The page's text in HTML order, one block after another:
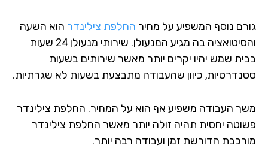
נוסף המשפיע על מחירהחלפת צילינדרהוא השעה
והסיטואציה בה מגיע המנעולן. שירותי מנעולן 24 שעות
שמש יהיו יקרים יותר מאשר שירותים בשעות
כיוון שהעבודה מתבצעת בשעות לא שגרתיות.
העבודה משפיע אף הוא על המחיר. החלפת צילינדר
יחסית תהיה זולה יותר מאשר החלפת צילינדר
הדורשת זמן ועבודה רבה יותר.